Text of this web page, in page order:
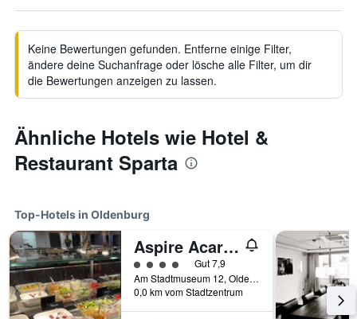
Keine Bewertungen gefunden. Entferne einige Filter,
ändere deine Suchanfrage oder lösche alle Filter, um dir
die Bewertungen anzeigen zu lassen.
Ähnliche Hotels wie Hotel &
Restaurant Sparta
Top-Hotels in Oldenburg
Aspire AcarA Oldenburg, Trademark Collection by Wyndham
Bewertungskategorie 4
Gut 7,9
Am Stadtmuseum 12, Oldenburg, Niedersachsen, Deutschland
0,0 km vom Stadtzentrum